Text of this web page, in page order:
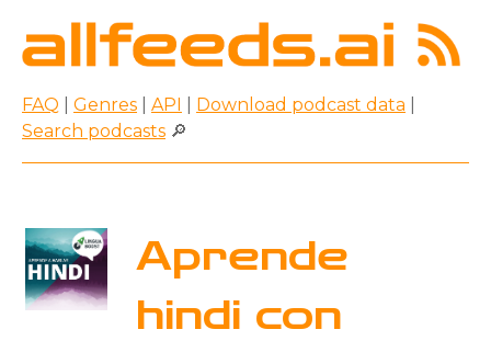
FAQ Genres API Download podcast data
Search podcasts 🔎
Aprende
hindi con